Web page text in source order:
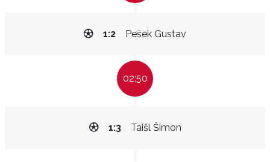
Pešek Gustav
1:2
02:50
Taišl Šimon
1:3